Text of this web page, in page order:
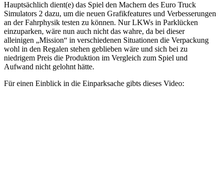
Hauptsächlich dient(e) das Spiel den Machern des Euro Truck
Simulators 2 dazu, um die neuen Grafikfeatures und Verbesserungen
an der Fahrphysik testen zu können. Nur LKWs in Parklücken
einzuparken, wäre nun auch nicht das wahre, da bei dieser
alleinigen „Mission“ in verschiedenen Situationen die Verpackung
wohl in den Regalen stehen geblieben wäre und sich bei zu
niedrigem Preis die Produktion im Vergleich zum Spiel und
Aufwand nicht gelohnt hätte.
Für einen Einblick in die Einparksache gibts dieses Video: